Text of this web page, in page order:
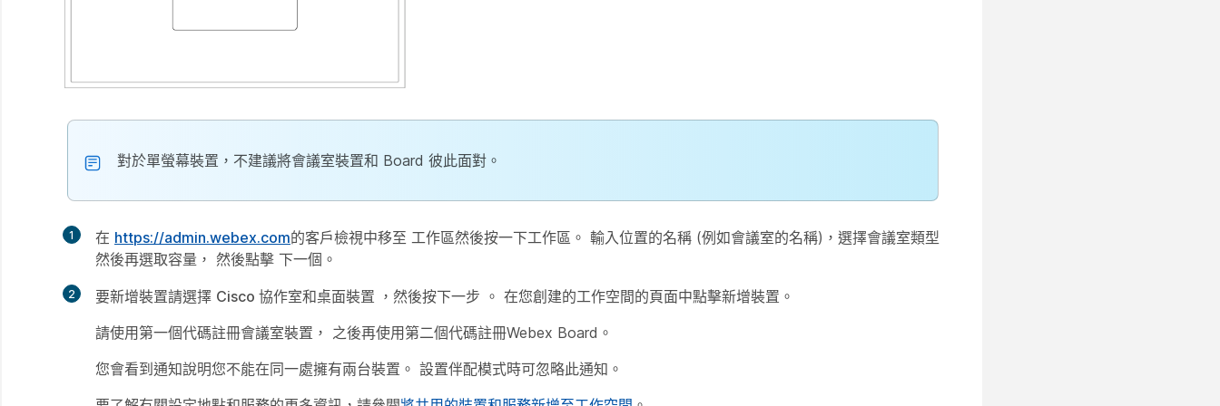
對於單螢幕裝置，不建議將會議室裝置和 Board 彼此面對。
1 在 https://admin.webex.com的客戶檢視中移至 工作區然後按一下工作區 。 輸入位置的名稱 (例如會議室的名稱)，選擇會議室類型
然後再選取容量， 然後點擊 下一個 。
2 要新增裝置請選擇 Cisco 協作室和桌面裝置 ，然後按下一步 。 在您創建的工作空間的頁面中點擊新增裝置 。
請使用第一個代碼註冊會議室裝置， 之後再使用第二個代碼註冊Webex Board。
您會看到通知說明您不能在同一處擁有兩台裝置。 設置伴配模式時可忽略此通知。